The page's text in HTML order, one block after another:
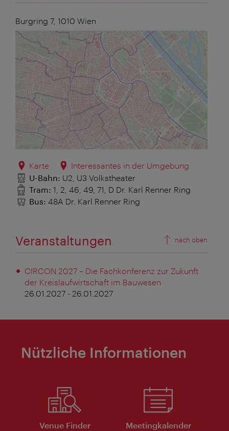
Burgring 7, 1010 Wien
Karte
Interessantes in der Umgebung
U-Bahn: U2, U3 Volkstheater
Tram: 1, 2, 46, 49, 71, D Dr. Karl Renner Ring
Bus: 48A Dr. Karl Renner Ring
Veranstaltungen nach oben
CIRCON 2027 – Die Fachkonferenz zur Zukunft
der Kreislaufwirtschaft im Bauwesen
26.01.2027 - 26.01.2027
Nützliche Informationen
Venue Finder Meeting­kalender